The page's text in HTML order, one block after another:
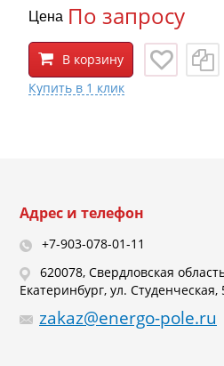
Цена По запросу
В корзину
Адрес и телефон
+7-903-078-01-11
620078, Свердловская
Екатеринбург, ул. Студенческая,
zakaz@energo-pole.ru